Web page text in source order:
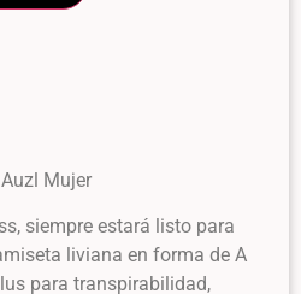
Auzl Mujer
siempre estará listo para
liviana en forma de A
para transpirabilidad,